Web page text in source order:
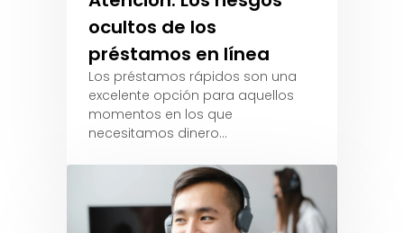
ocultos de los
préstamos en línea
Los préstamos rápidos son una
excelente opción para aquellos
momentos en los que
necesitamos dinero…